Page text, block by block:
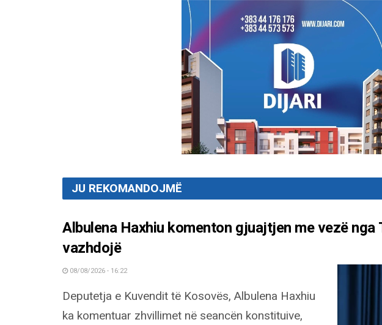
JU REKOMANDOJMË
Albulena Haxhiu komenton gjuajtjen me vezë
vazhdojë
08/08/2026 - 16:22
Deputetja e Kuvendit të Kosovës, Albulena Haxhiu
ka komentuar zhvillimet në seancën konstituive,